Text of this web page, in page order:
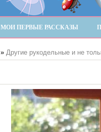
МОИ ПЕРВЫЕ РАССКАЗЫ
» Другие рукодельные и не